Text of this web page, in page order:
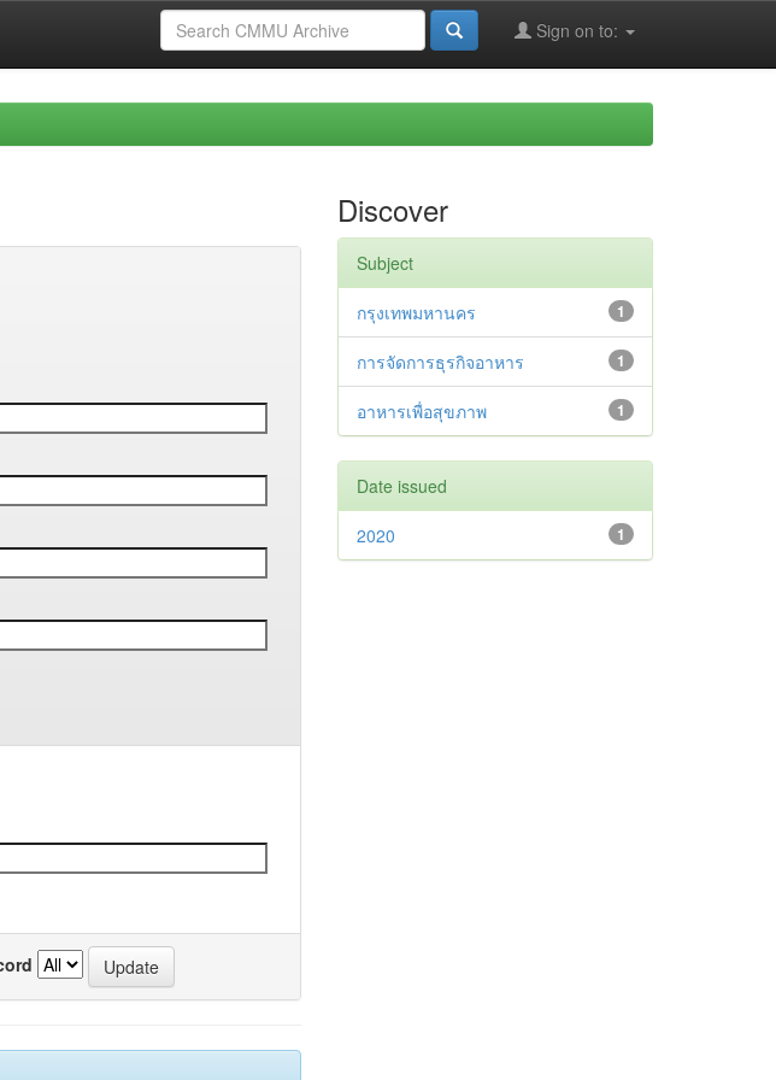
Sign on to:
Discover
Subject
1
กรุงเทพมหานคร
1
การจัดการธุรกิจอาหาร
1
อาหารเพื่อสุขภาพ
Date issued
1
2020